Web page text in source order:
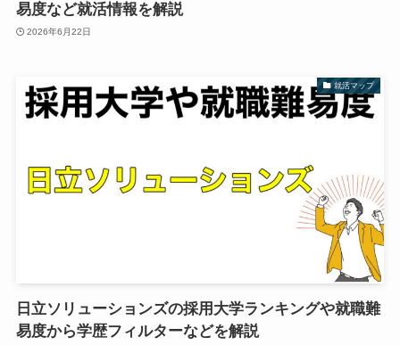
易度など就活情報を解説
2026年6月22日
就活マップ
日立ソリューションズの採用大学ランキングや就職難
易度から学歴フィルターなどを解説